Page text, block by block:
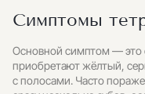
Симптомы
Основной симптом — это
приобретают жёлтый,
с полосами. Часто